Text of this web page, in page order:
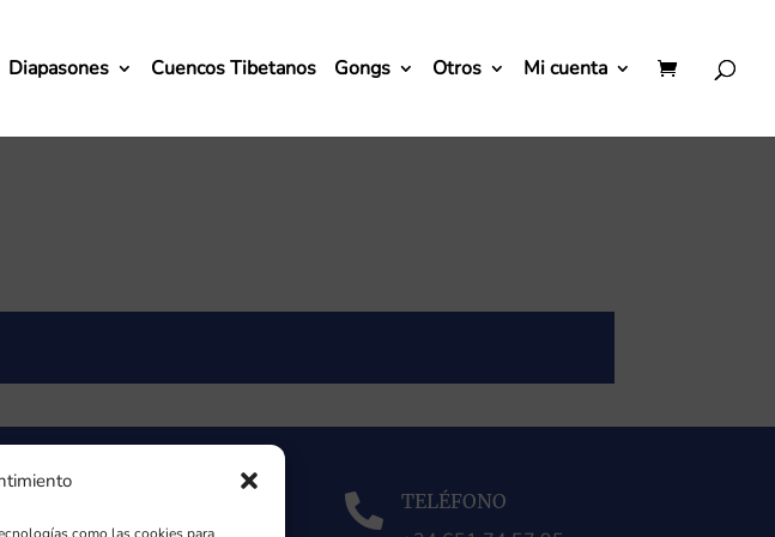
Diapasones Cuencos Tibetanos Gongs Otros Mi cuenta
 TELÉFONO